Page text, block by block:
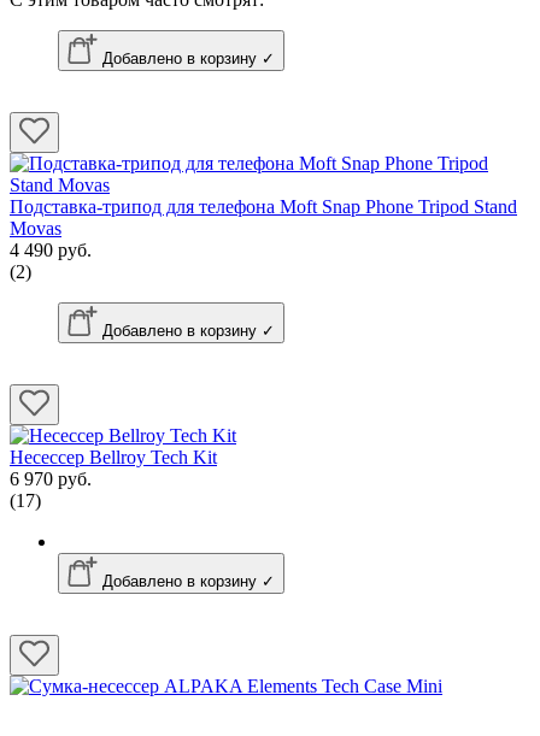
Добавлено в корзину ✓
Подставка-трипод для телефона Moft Snap Phone Tripod Stand
Movas
4 490 руб.
(2)
Добавлено в корзину ✓
Несессер Bellroy Tech Kit
6 970 руб.
(17)
Добавлено в корзину ✓